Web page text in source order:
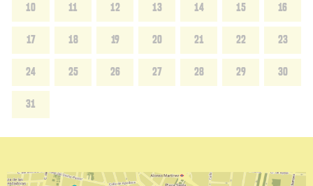
10 11 12 13 14 15 16
17 18 19 20 21 22 23
24 25 26 27 28 29 30
31